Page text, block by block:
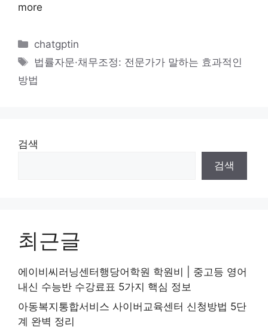
more
카
테
고
리
chatgptin
태
그
법률자문·채무조정: 전문가가 말하는 효과적인
방법
검색
검색
최근글
에이비씨러닝센터행당어학원 학원비 | 중고등 영어
내신 수능반 수강료표 5가지 핵심 정보
아동복지통합서비스 사이버교육센터 신청방법 5단
계 완벽 정리